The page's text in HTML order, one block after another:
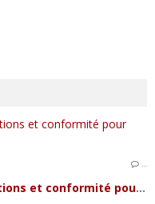
…
Les RGPD en 2026 : Enjeux, innovations et conformité pour l'écosystème mobile